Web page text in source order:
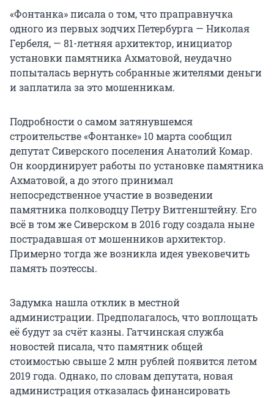
«Фонтанка» писала о том, что праправнучка
одного из первых зодчих Петербурга — Николая
Гербеля, — 81-летняя архитектор, инициатор
установки памятника Ахматовой, неудачно
попыталась вернуть собранные жителями деньги
и заплатила за это мошенникам.
Подробности о самом затянувшемся
строительстве «Фонтанке» 10 марта сообщил
депутат Сиверского поселения Анатолий Комар.
Он координирует работы по установке памятника
Ахматовой, а до этого принимал
непосредственное участие в возведении
памятника полководцу Петру Витгенштейну. Его
всё в том же Сиверском в 2016 году создала ныне
пострадавшая от мошенников архитектор.
Примерно тогда же возникла идея увековечить
память поэтессы.
Задумка нашла отклик в местной
администрации. Предполагалось, что воплощать
её будут за счёт казны. Гатчинская служба
новостей писала, что памятник общей
стоимостью свыше 2 млн рублей появится летом
2019 года. Однако, по словам депутата, новая
администрация отказалась финансировать